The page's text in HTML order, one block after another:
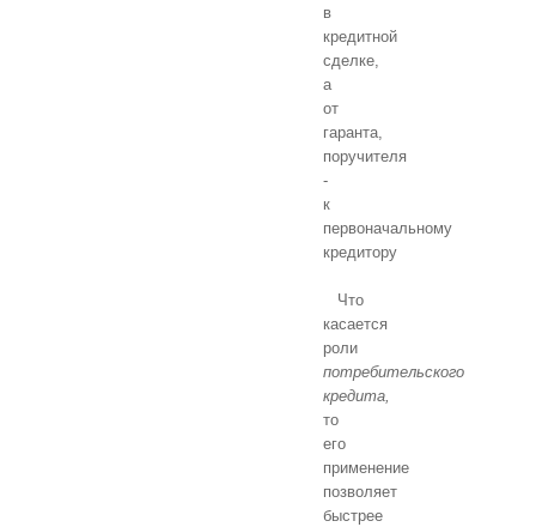
в
кредитной
сделке,
а
от
гаранта,
поручителя
-
к
первоначальному
кредитору
Что
касается
роли
потребительского
кредита,
то
его
применение
позволяет
быстрее